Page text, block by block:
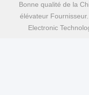
Bonne qualité de la
élévateur
Electronic